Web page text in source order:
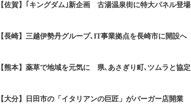
【佐賀】｢キングダム｣新企画 古湯温泉街に特大パネル登場
【長崎】三越伊勢丹グループ､IT事業拠点を長崎市に開設へ
【熊本】薬草で地域を元気に 県､あさぎり町､ツムラと協定
【大分】日田市の「イタリアンの巨匠」がバーガー店開業